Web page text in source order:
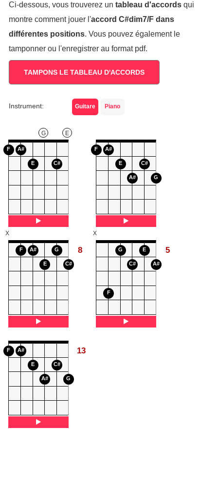
Ci-dessous, vous trouverez un tableau d'accordsqui
montre comment jouer l'accord C#dim7/Fdans
différentes positions. Vous pouvez également le
tamponner ou l'enregistrer au format pdf.
TAMPONS LE TABLEAU D'ACCORDS
Instrument: Guitare Piano
F A#
E
G
C#
E
F A#
E
A#
C#
G
F A#
E
G
C#
X
8
F
G
C#
E
A#
X
5
F A#
E
A#
C#
G
13